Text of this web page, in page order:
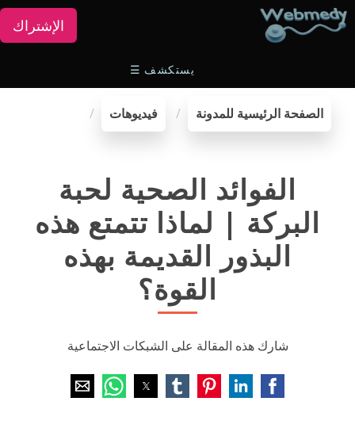
الإشتراك
يستكشف ☰
الصفحة الرئيسية للمدونة فيديوهات
الفوائد الصحية لحبة
البركة | لماذا تتمتع هذه
البذور القديمة بهذه
القوة؟
شارك هذه المقالة على الشبكات الاجتماعية